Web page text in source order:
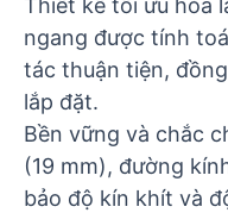
Thiết kế tối ưu hóa
ngang được tính
tác thuận tiện,
lắp đặt.
Bền vững và chắc
(19 mm), đường
bảo độ kín khít và